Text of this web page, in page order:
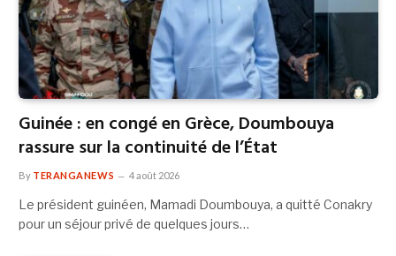
Guinée : en congé en Grèce, Doumbouya
rassure sur la continuité de l’État
By TERANGANEWS 4 août 2026
Le président guinéen, Mamadi Doumbouya, a quitté Conakry
pour un séjour privé de quelques jours…